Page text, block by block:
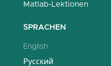
Matlab-Lektionen
SPRACHEN
English
Русский